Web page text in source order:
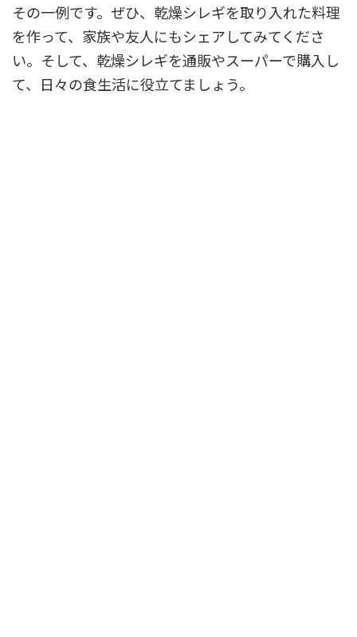
その一例です。ぜひ、乾燥シレギを取り入れた料理
を作って、家族や友人にもシェアしてみてくださ
い。そして、乾燥シレギを通販やスーパーで購入し
て、日々の食生活に役立てましょう。